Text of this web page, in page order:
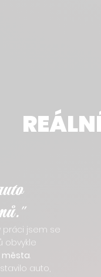
práci jsem se
obvykle
města.
auto,